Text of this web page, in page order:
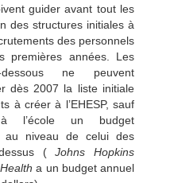
guider avant tout les
des structures initiales à
des personnels
premières années. Les
ne peuvent
dès 2007 la liste initiale
à créer à l’EHESP, sauf
l’école un budget
au niveau de celui des
(Johns Hopkins
Healtha un budget annuel